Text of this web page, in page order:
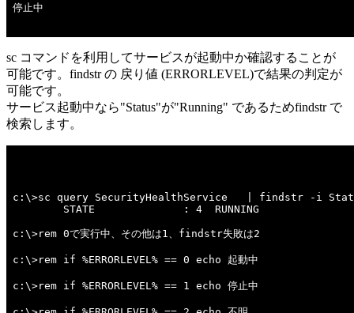
停止中
sc コマンドを利用してサービスが起動中か確認することが
可能です。findstr の 戻り値 (ERRORLEVEL)で結果の判定が
可能です。
サービス起動中なら"Status"が"Running" であるためfindstr で
検索します。
c:\>sc query SecurityHealthService   | findstr -i
        STATE              : 4  RUNNING
c:\>rem 0で実行中、その他は1、findstr失敗は2
c:\>rem if %ERRORLEVEL% == 0 echo 起動中
c:\>rem if %ERRORLEVEL% == 1 echo 停止中